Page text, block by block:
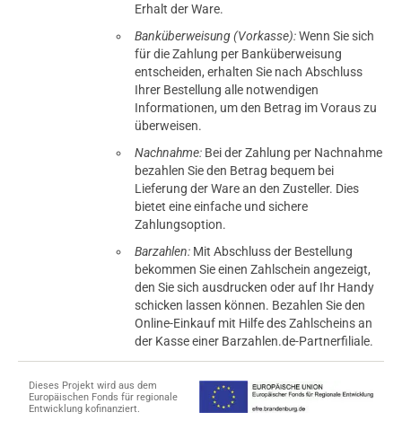
Erhalt der Ware.
Banküberweisung (Vorkasse):Wenn Sie sich
für die Zahlung per Banküberweisung
entscheiden, erhalten Sie nach Abschluss
Ihrer Bestellung alle notwendigen
Informationen, um den Betrag im Voraus zu
überweisen.
Nachnahme: Bei der Zahlung per Nachnahme
bezahlen Sie den Betrag bequem bei
Lieferung der Ware an den Zusteller. Dies
bietet eine einfache und sichere
Zahlungsoption.
Barzahlen: Mit Abschluss der Bestellung
bekommen Sie einen Zahlschein angezeigt,
den Sie sich ausdrucken oder auf Ihr Handy
schicken lassen können. Bezahlen Sie den
Online-Einkauf mit Hilfe des Zahlscheins an
der Kasse einer Barzahlen.de-Partnerfiliale.
Dieses Projekt wird aus dem
Europäischen Fonds für regionale
Entwicklung kofinanziert.